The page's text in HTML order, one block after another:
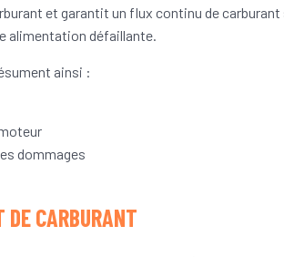
et garantit un flux continu de
alimentation défaillante.
ainsi :
dommages
DE CARBURANT